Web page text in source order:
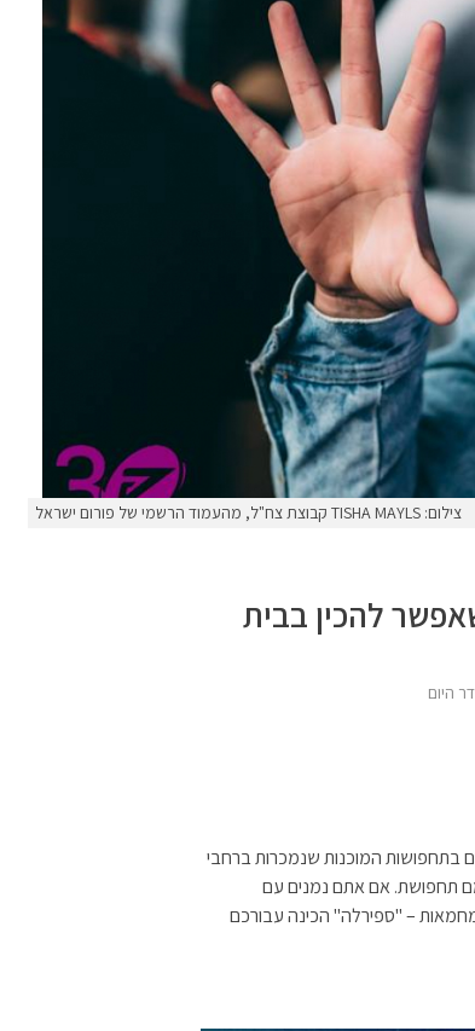
צילום: TISHA MAYLS קבוצת צח"ל, מהעמוד הרשמי של פורום ישראל
להכין בבית
היום
בתחפושות המוכנות שנמכרות ברחבי
תחפושת. אם אתם נמנים עם
– "ספירלה" הכינה עבורכם